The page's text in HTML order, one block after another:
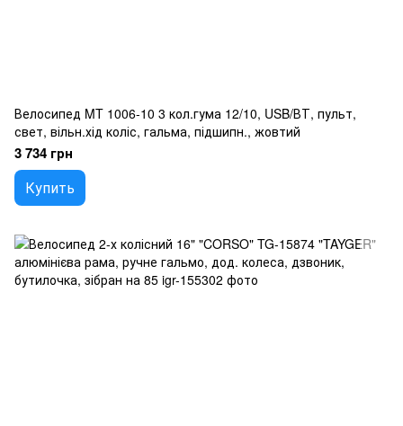
Велосипед MT 1006-10 3 кол.гума 12/10, USB/ВТ, пульт,
свет, вільн.хід коліс, гальма, підшипн., жовтий
3 734 грн
Купить